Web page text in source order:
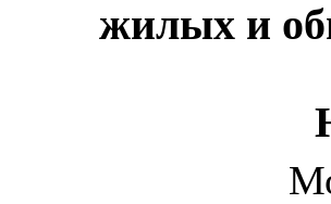
жилых и